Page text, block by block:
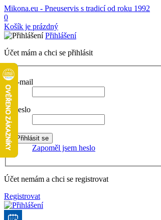
Mikona.eu - Pneuservis s tradicí od roku 1992
0
Košík je prázdný
Přihlášení
Účet mám a chci se přihlásit
E-mail
Heslo
Zapoměl jsem heslo
Účet nemám a chci se registrovat
Registrovat